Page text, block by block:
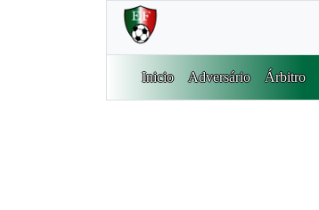
Inicio Adversário Árbitro